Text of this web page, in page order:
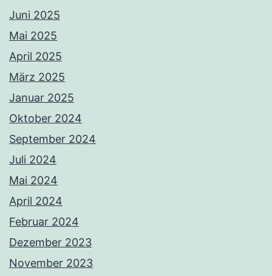
Juni 2025
Mai 2025
April 2025
März 2025
Januar 2025
Oktober 2024
September 2024
Juli 2024
Mai 2024
April 2024
Februar 2024
Dezember 2023
November 2023